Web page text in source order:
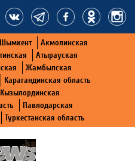
Шымкент
Акмолинская
Атырауская
Жамбылская
Карагандинская область
Кызылординская
Павлодарская
Туркестанская область